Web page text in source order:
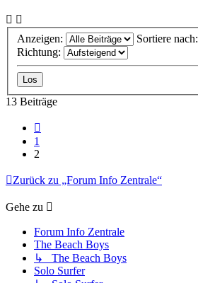
Anzeigen:
Sortiere nach:
Richtung:
13 Beiträge
1
2
Zurück zu „Forum Info Zentrale“
Gehe zu
Forum Info Zentrale
The Beach Boys
↳ The Beach Boys
Solo Surfer